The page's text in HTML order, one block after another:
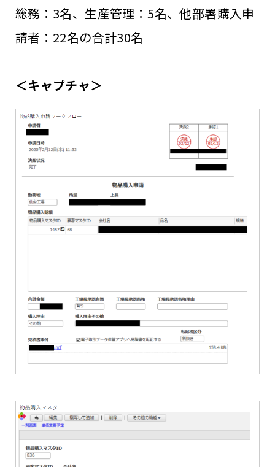
総務：3名、生産管理：5名、他部署購入申
請者：22名の合計30名
＜キャプチャ＞